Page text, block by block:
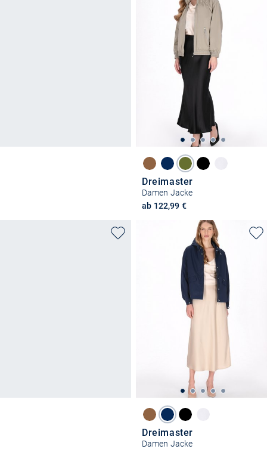
Dreimaster
Damen Jacke
ab 122,99 €
Dreimaster
Damen Jacke